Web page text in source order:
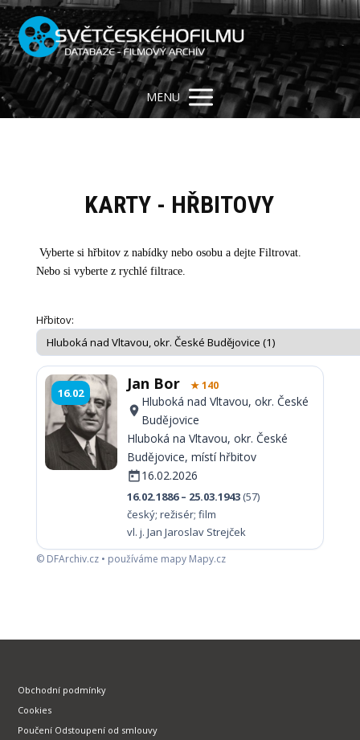
MENU
KARTY - HŘBITOVY
Vyberte si hřbitov z nabídky nebo osobu a dejte Filtrovat.
Nebo si vyberte z rychlé filtrace.
Hřbitov:
16.02 Jan Bor ★ 140
Hluboká nad Vltavou, okr. České
Budějovice
Hluboká na Vltavou, okr. České
Budějovice, místí hřbitov
16.02.2026
16.02.1886 – 25.03.1943 (57)
český; režisér; film
vl. j. Jan Jaroslav Strejček
© DFArchiv.cz • používáme mapy Mapy.cz
Obchodní podmínky
Cookies
Poučení Odstoupení od smlouvy